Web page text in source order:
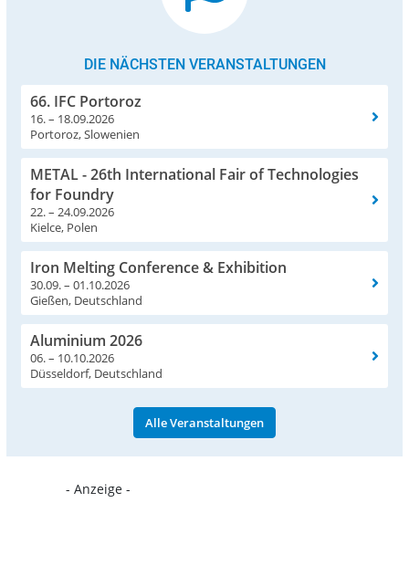
DIE NÄCHSTEN VERANSTALTUNGEN
66. IFC Portoroz
16. – 18.09.2026
Portoroz, Slowenien
METAL - 26th International Fair of Technologies
for Foundry
22. – 24.09.2026
Kielce, Polen
Iron Melting Conference & Exhibition
30.09. – 01.10.2026
Gießen, Deutschland
Aluminium 2026
06. – 10.10.2026
Düsseldorf, Deutschland
Alle Veranstaltungen
- Anzeige -